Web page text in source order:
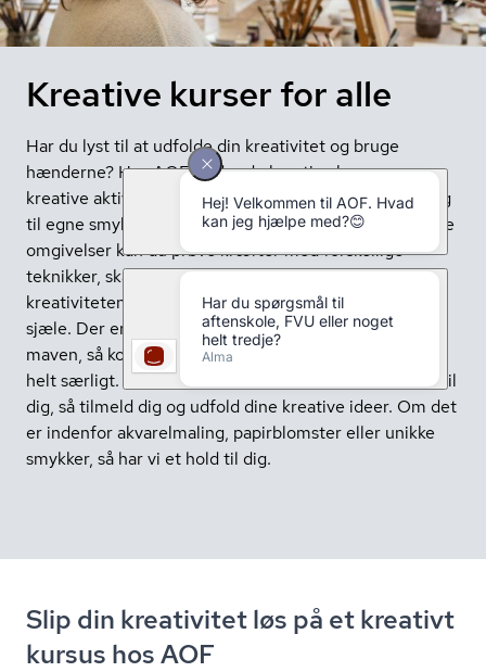
Kreative kurser for alle
Har du lyst til at udfolde din kreativitet og bruge
hænderne? Hos AOF finder du kreative kurser og
kreative aktiviteter for alle aldre, fra keramik og maling
til egne smykker og unikke kreationer. I vores hyggelige
omgivelser kan du prøve kræfter med forskellige
teknikker, skabe dit eget kunstværk og lade
kreativiteten blomstre sammen med andre kreative
sjæle. Der er et hold for enhver med en kreativ drøm i
maven, så kom og udfold din kreativitet og skab noget
helt særligt. Hvis du er nybegynder, er der også plads til
dig, så tilmeld dig og udfold dine kreative ideer. Om det
er indenfor akvarelmaling, papirblomster eller unikke
smykker, så har vi et hold til dig.
Slip din kreativitet løs på et kreativt
kursus hos AOF